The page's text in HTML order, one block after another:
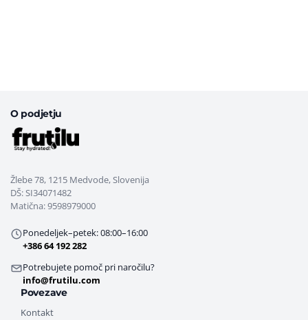
O podjetju
Žlebe 78, 1215 Medvode, Slovenija
DŠ: SI34071482
Matična: 9598979000
Ponedeljek–petek: 08:00–16:00
+386 64 192 282
Potrebujete pomoč pri naročilu?
info@frutilu.com
Povezave
Kontakt